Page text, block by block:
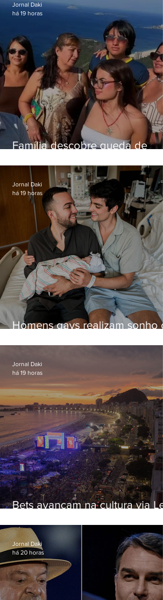
Família descobre queda de
enquanto aguardava segundo
voo
Jornal Daki
há 19 horas
Homens gays realizam sonho
paternidade
Jornal Daki
há 19 horas
Bets avançam na cultura via Lei
artistas
Jornal Daki
há 19 horas
Jornal Daki
há 20 horas